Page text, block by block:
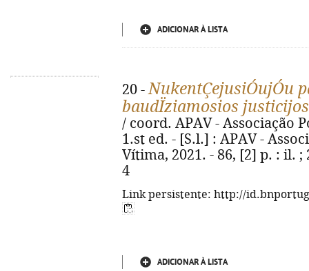
ADICIONAR À LISTA
20 -NukentÇejusiÓujÓu
baudÏziamosios
/ coord. APAV - Associação
1.st ed. - [S.l.] : APAV -
Vítima, 2021. - 86, [2] p. : il. ;
4
Link persistente: http://
ADICIONAR À LISTA